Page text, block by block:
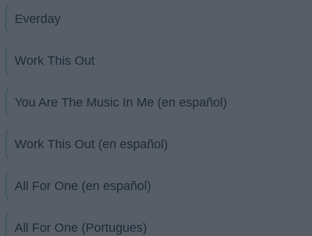
Everday
Work This Out
You Are The Music In Me (en español)
Work This Out (en español)
All For One (en español)
All For One (Portugues)